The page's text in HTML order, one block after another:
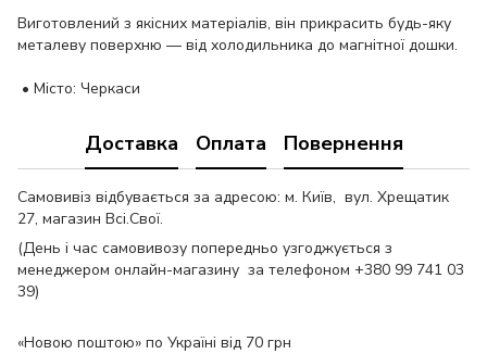
Виготовлений з якісних матеріалів, він прикрасить будь-яку
металеву поверхню — від холодильника до магнітної дошки.
• Місто: Черкаси
Доставка Оплата Повернення
Самовивіз відбувається за адресою: м. Київ, вул. Хрещатик
27, магазин Всі.Свої.
(День і час самовивозу попередньо узгоджується з
менеджером онлайн-магазину за телефоном +380 99 741 03
39)
«Новою поштою» по Україні від 70 грн